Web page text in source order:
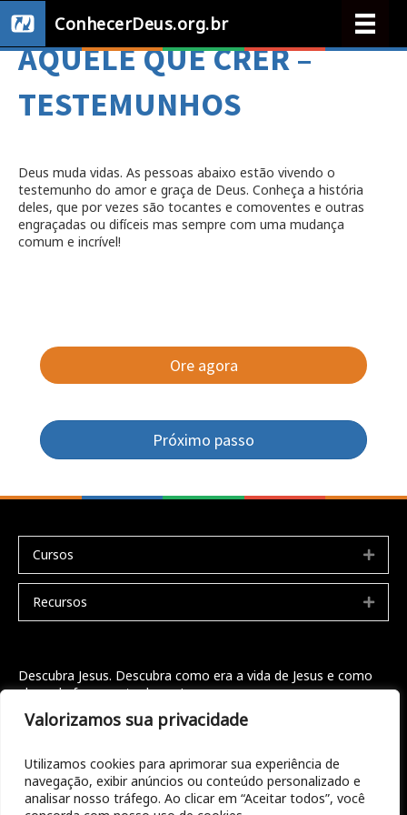
Valorizamos sua privacidade
Utilizamos cookies para aprimorar sua experiência de
navegação, exibir anúncios ou conteúdo personalizado e
analisar nosso tráfego. Ao clicar em “Aceitar todos”, você
ConhecerDeus.org.br
AQUELE QUE CRER –
TESTEMUNHOS
Deus muda vidas. As pessoas abaixo estão vivendo o
testemunho do amor e graça de Deus. Conheça a história
deles, que por vezes são tocantes e comoventes e outras
engraçadas ou difíceis mas sempre com uma mudança
comum e incrível!
Ore agora
Próximo passo
Cursos
Recursos
Descubra Jesus. Descubra como era a vida de Jesus e como
ele pode fazer parte da sua!
Doações
Entre em contato